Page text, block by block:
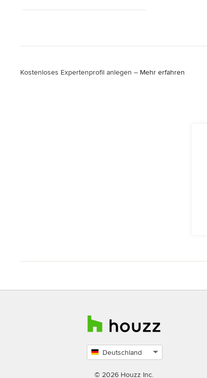
Beleuchtung
Kostenloses Expertenprofil anlegen – Mehr erfahren
Deutschland
auswählen
© 2026 Houzz Inc.